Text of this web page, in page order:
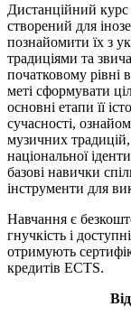
Дистанційний
створений для
познайомити їх з
традиціями та
початковому
меті сформувати
основні етапи її
сучасності,
музичних
національної
базові навички
інструменти для
Навчання є
гнучкість і
отримують
кредитів ECTS.